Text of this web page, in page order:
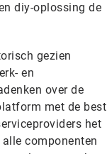
diy-oplossing de
gezien
en
over de
met de best
het
componenten